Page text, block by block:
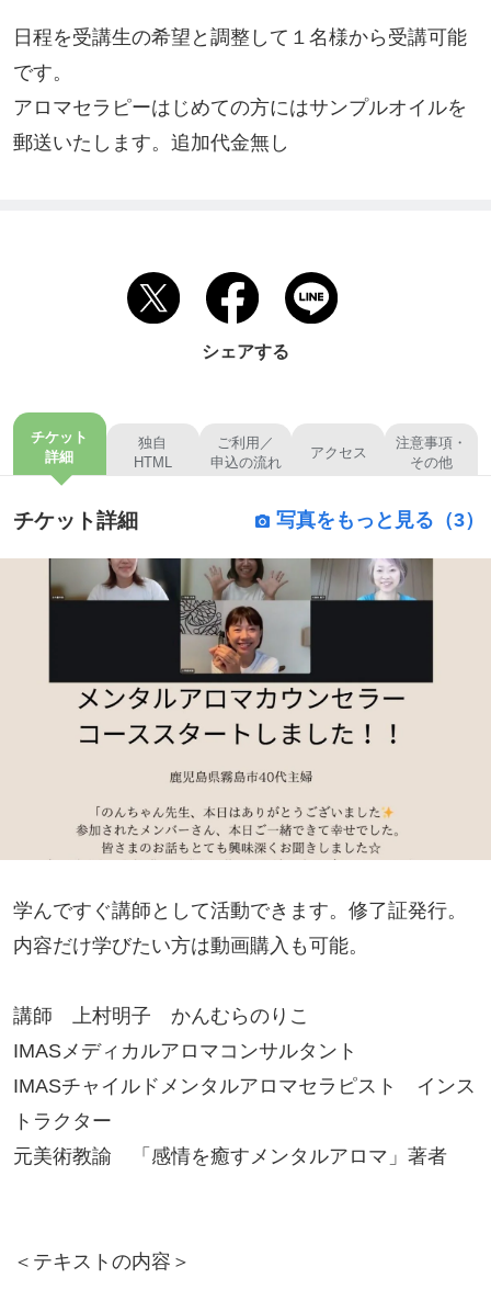
日程を受講生の希望と調整して１名様から受講可能
です。
アロマセラピーはじめての方にはサンプルオイルを
郵送いたします。追加代金無し
シェアする
チケット
詳細
独自
HTML
ご利用／
申込の流れ
アクセス
注意事項・
その他
チケット詳細 写真をもっと見る（3）
学んですぐ講師として活動できます。修了証発行。
内容だけ学びたい方は動画購入も可能。
講師 上村明子 かんむらのりこ
IMASメディカルアロマコンサルタント
IMASチャイルドメンタルアロマセラピスト インス
トラクター
元美術教諭 「感情を癒すメンタルアロマ」著者
＜テキストの内容＞